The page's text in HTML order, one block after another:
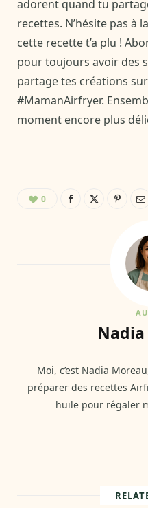
adorent quand tu
recettes. N’hésite pas à
cette recette t’a plu !
pour toujours avoir des
partage tes créations
#MamanAirfryer.
moment encore plus
0
Moi, c’est Nadia
préparer des recettes
huile pour régaler